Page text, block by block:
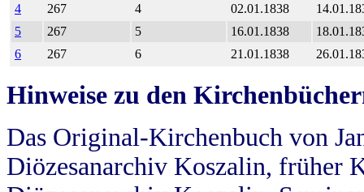
4
267 4 02.01.1838
5
267 5 16.01.1838
6
267 6 21.01.1838
Hinweise zu den
Das Original-Kirchenbuch von
Diözesanarchiv Koszalin, früher